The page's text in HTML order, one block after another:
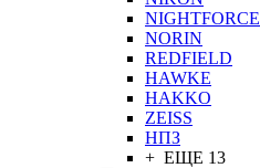
NIGHTFORCE
NORIN
REDFIELD
HAWKE
HAKKO
ZEISS
НПЗ
+ ЕЩЕ 13